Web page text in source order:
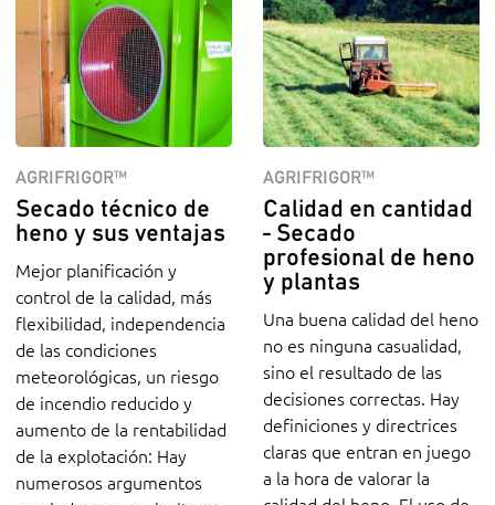
AGRIFRIGOR™
Secado técnico de
heno y sus ventajas
Mejor planificación y
control de la calidad, más
flexibilidad, independencia
de las condiciones
meteorológicas, un riesgo
de incendio reducido y
aumento de la rentabilidad
de la explotación: Hay
numerosos argumentos
AGRIFRIGOR™
Calidad en cantidad
- Secado
profesional de heno
y plantas
Una buena calidad del heno
no es ninguna casualidad,
sino el resultado de las
decisiones correctas. Hay
definiciones y directrices
claras que entran en juego
a la hora de valorar la